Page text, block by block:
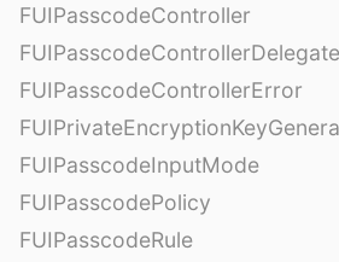
FUIPasscodeController
FUIPasscodeControllerDelegate
FUIPasscodeControllerError
FUIPasscodeInputMode
FUIPasscodePolicy
FUIPasscodeRule